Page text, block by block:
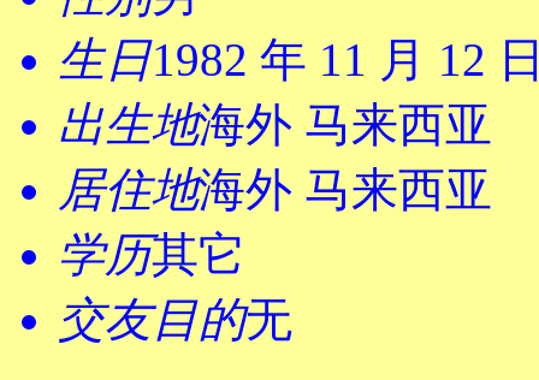
生日1982 年 11 月 12
出生地海外 马来西亚
居住地海外 马来西亚
学历其它
交友目的无